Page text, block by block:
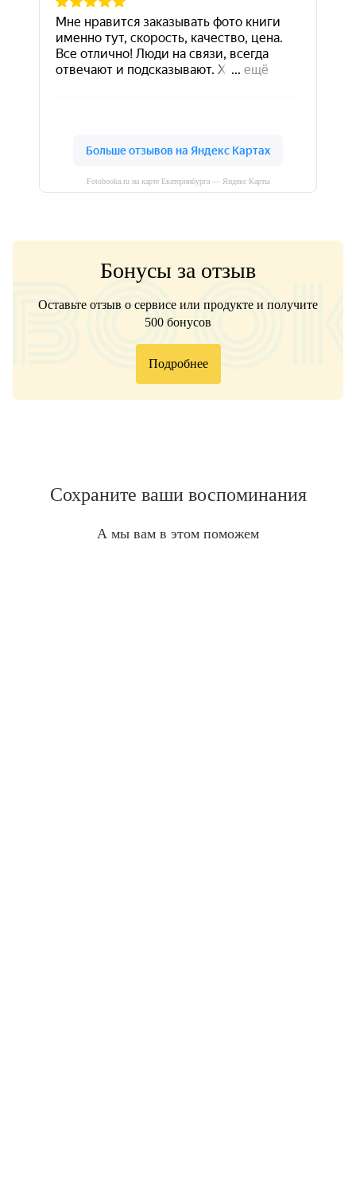
Fotobooka.ru на карте Екатеринбурга — Яндекс Карты
Бонусы за отзыв
Оставьте отзыв о сервисе или продукте и получите
500 бонусов
Подробнее
Сохраните ваши воспоминания
А мы вам в этом поможем